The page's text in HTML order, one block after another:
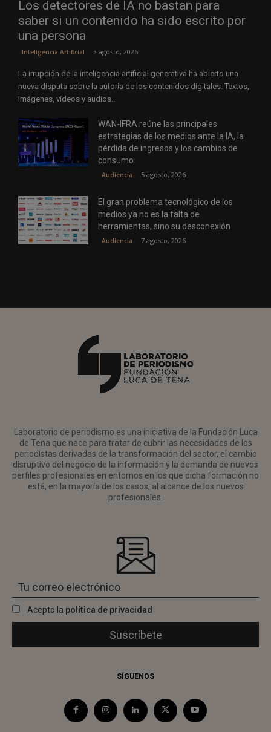
Los detectores de IA no bastan para
saber si un contenido ha sido escrito por
una persona
Inteligencia Artificial 3 agosto, 2026
La irrupción de la inteligencia artificial generativa ha abierto una
nueva disputa sobre la autoría de los contenidos digitales. Textos,
imágenes, vídeos y audios...
WAN-IFRA reúne las principales
estrategias de los medios ante la IA, la
pérdida de ingresos y los cambios de
consumo
Audiencia 5 agosto, 2026
El gran problema tecnológico de los
medios ya no es la falta de
herramientas, sino su desconexión
Audiencia 7 agosto, 2026
Laboratorio de periodismo es una iniciativa de la Fundación Luca
de Tena que nace para tratar de cubrir las necesidades de los
periodistas derivadas de la transformación del sector, el cambio
disruptivo del negocio de la información y la demanda de nuevos
perfiles profesionales en entornos en los que dicha formación no
está, en la mayoría de los casos, al alcance de los nuevos
profesionales.
Acepto la política de privacidad
SÍGUENOS